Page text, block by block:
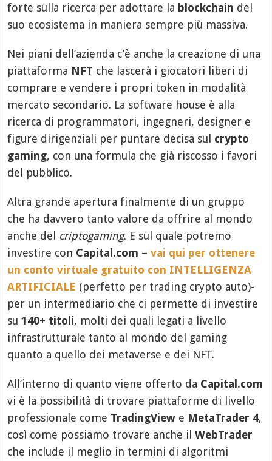
forte sulla ricerca per adottare la blockchain del
suo ecosistema in maniera sempre più massiva.
Nei piani dell’azienda c’è anche la creazione di una
piattaforma NFT che lascerà i giocatori liberi di
comprare e vendere i propri token in modalità
mercato secondario. La software house è alla
ricerca di programmatori, ingegneri, designer e
figure dirigenziali per puntare decisa sul crypto
gaming, con una formula che già riscosso i favori
del pubblico.
Altra grande apertura finalmente di un gruppo
che ha davvero tanto valore da offrire al mondo
anche del criptogaming. E sul quale potremo
investire con Capital.com –vai qui per ottenere
un conto virtuale gratuito con INTELLIGENZA
ARTIFICIALE (perfetto per trading crypto auto)-
per un intermediario che ci permette di investire
su140+ titoli, molti dei quali legati a livello
infrastrutturale tanto al mondo del gaming
quanto a quello dei metaverse e dei NFT.
All’interno di quanto viene offerto da Capital.com
vi è la possibilità di trovare piattaforme di livello
professionale come TradingView e MetaTrader 4,
così come possiamo trovare anche ilWebTrader
che include il meglio in termini di algoritmi